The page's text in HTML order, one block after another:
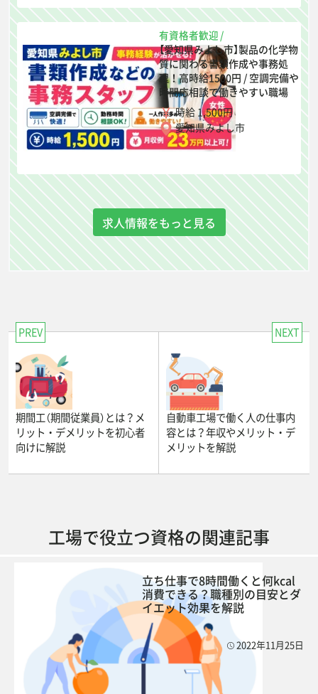
有資格者歓迎 /
【愛知県みよし市】製品の化学物
質に関わる書類作成や事務処
理！高時給1500円 / 空調完備や
時間応相談で働きやすい職場
時給 1,500円
愛知県みよし市
求人情報をもっと見る
PREV
期間工（期間従業員）とは？メ
リット・デメリットを初心者
向けに解説
NEXT
自動車工場で働く人の仕事内
容とは？年収やメリット・デ
メリットを解説
工場で役立つ資格の関連記事
立ち仕事で8時間働くと何kcal
消費できる？職種別の目安とダ
イエット効果を解説
2022年11月25日